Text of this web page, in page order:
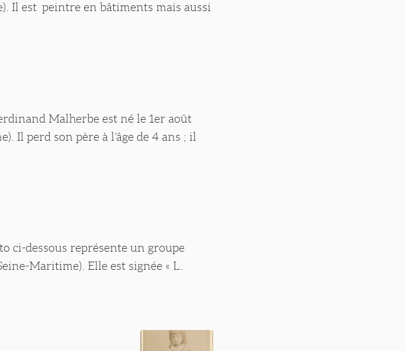
Il est peintre en bâtiments mais aussi
Malherbe est né le 1er août
Il perd son père à l’âge de 4 ans ; il
ci-dessous représente un groupe
Maritime). Elle est signée « L.